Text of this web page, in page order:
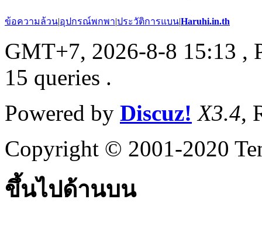
ข้อความล้วน|อุปกรณ์พกพา|ประวัติการแบน|Haruhi.in.th
GMT+7, 2026-8-8 15:13 ,
15 queries .
Powered by Discuz! X3.4,
Copyright © 2001-2020
ขึ้นไปด้านบน